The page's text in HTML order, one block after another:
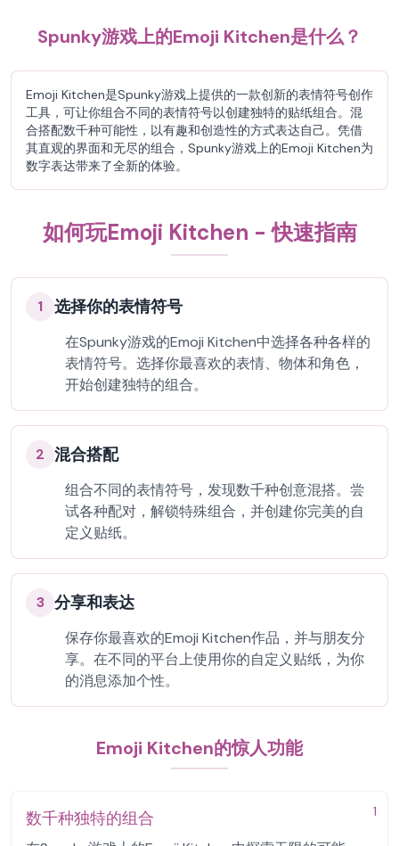
Spunky游戏上的Emoji Kitchen是什么？
Emoji Kitchen是Spunky游戏上提供的一款创新的表情符号创作
工具，可让你组合不同的表情符号以创建独特的贴纸组合。混
合搭配数千种可能性，以有趣和创造性的方式表达自己。凭借
其直观的界面和无尽的组合，Spunky游戏上的Emoji Kitchen为
数字表达带来了全新的体验。
如何玩Emoji Kitchen - 快速指南
1 选择你的表情符号
在Spunky游戏的Emoji Kitchen中选择各种各样的
表情符号。选择你最喜欢的表情、物体和角色，
开始创建独特的组合。
2 混合搭配
组合不同的表情符号，发现数千种创意混搭。尝
试各种配对，解锁特殊组合，并创建你完美的自
定义贴纸。
3 分享和表达
保存你最喜欢的Emoji Kitchen作品，并与朋友分
享。在不同的平台上使用你的自定义贴纸，为你
的消息添加个性。
Emoji Kitchen的惊人功能
1
数千种独特的组合